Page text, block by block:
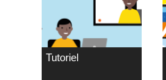
Tutoriel